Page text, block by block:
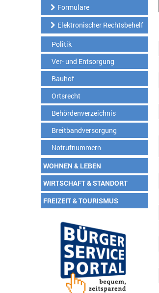
Formulare
Elektronischer Rechtsbehelf
Politik
Ver- und Entsorgung
Bauhof
Ortsrecht
Behördenverzeichnis
Breitbandversorgung
Notrufnummern
WOHNEN & LEBEN
WIRTSCHAFT & STANDORT
FREIZEIT & TOURISMUS